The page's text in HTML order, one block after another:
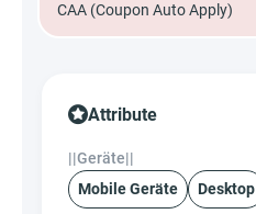
CAA (Coupon Auto Apply)
Attribute
||Geräte||
Mobile Geräte
Desktop